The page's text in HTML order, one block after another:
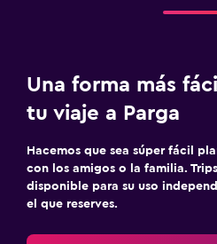
Una forma más
tu viaje a Parga
Hacemos que sea súper fácil
con los amigos o la familia.
disponible para su uso
el que reserves.